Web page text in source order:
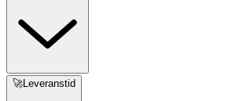
🚀Leveranstid